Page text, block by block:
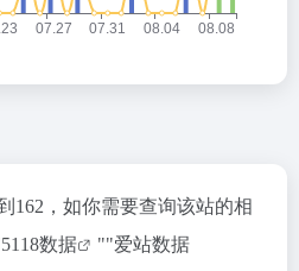
162，如你需要查询该站的相
5118数据 ""爱站数据